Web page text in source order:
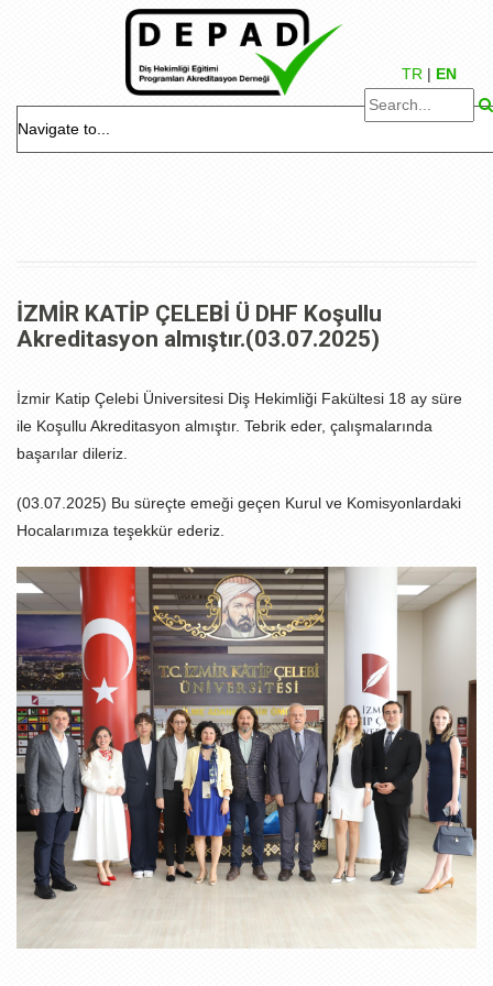
TR | EN
İZMİR KATİP ÇELEBİ Ü DHF Koşullu
Akreditasyon almıştır.(03.07.2025)
İzmir Katip Çelebi Üniversitesi Diş Hekimliği Fakültesi 18 ay süre
ile Koşullu Akreditasyon almıştır. Tebrik eder, çalışmalarında
başarılar dileriz.
(03.07.2025) Bu süreçte emeği geçen Kurul ve Komisyonlardaki
Hocalarımıza teşekkür ederiz.